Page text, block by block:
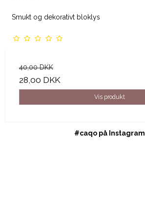
Smukt og dekorativt bloklys
40,00 DKK
28,00 DKK
Vis produkt
#caqo på Instagram